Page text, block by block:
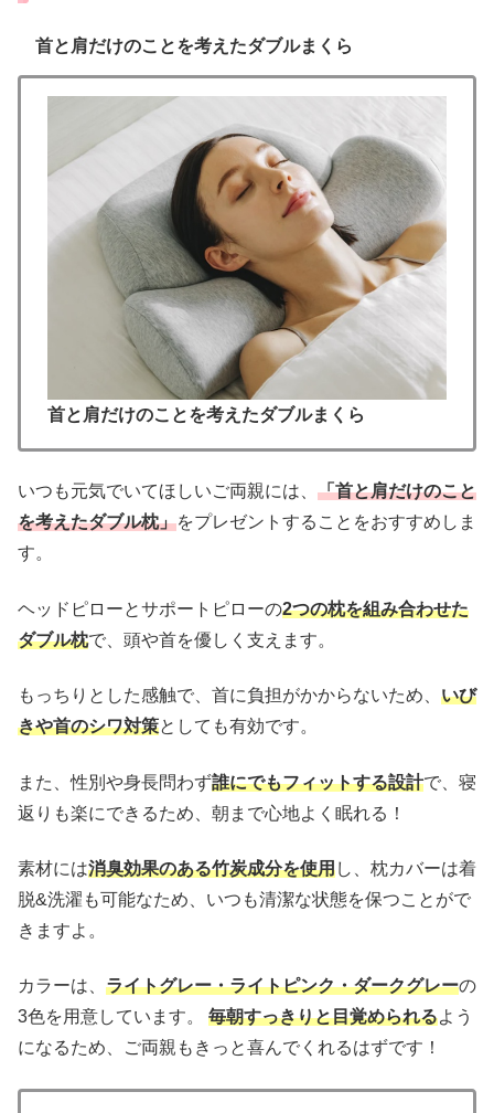
首と肩だけのことを考えたダブルまくら
首と肩だけのことを考えたダブルまくら
いつも元気でいてほしいご両親には、 「首と肩だけのこと
を考えたダブル枕」をプレゼントすることをおすすめしま
す。
ヘッドピローとサポートピローの2つの枕を組み合わせた
ダブル枕で、頭や首を優しく支えます。
もっちりとした感触で、首に負担がかからないため、 いび
きや首のシワ対策としても有効です。
また、性別や身長問わず誰にでもフィットする設計で、寝
返りも楽にできるため、朝まで心地よく眠れる！
素材には消臭効果のある竹炭成分を使用し、枕カバーは着
脱&洗濯も可能なため、いつも清潔な状態を保つことがで
きますよ。
カラーは、 ライトグレー・ライトピンク・ダークグレーの
3色を用意しています。 毎朝すっきりと目覚められるよう
になるため、ご両親もきっと喜んでくれるはずです！